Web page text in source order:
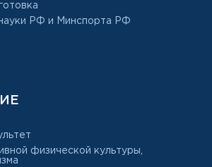
РФ и Минспорта РФ
физической культуры,